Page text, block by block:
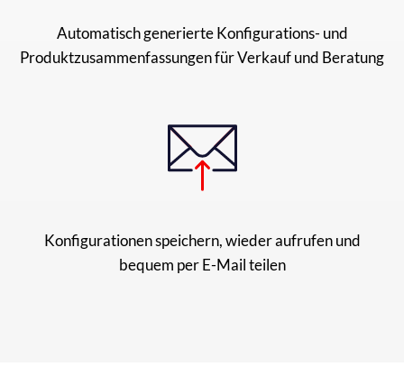
Automatisch generierte Konfigurations- und
Produktzusammenfassungen für Verkauf und Beratung
Konfigurationen speichern, wieder aufrufen und
bequem per E-Mail teilen